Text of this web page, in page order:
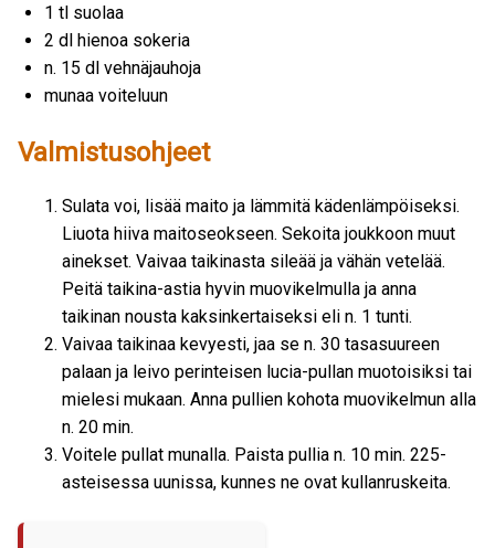
1 tl suolaa
2 dl hienoa sokeria
n. 15 dl vehnäjauhoja
munaa voiteluun
Valmistusohjeet
Sulata voi, lisää maito ja lämmitä kädenlämpöiseksi.
Liuota hiiva maitoseokseen. Sekoita joukkoon muut
ainekset. Vaivaa taikinasta sileää ja vähän vetelää.
Peitä taikina-astia hyvin muovikelmulla ja anna
taikinan nousta kaksinkertaiseksi eli n. 1 tunti.
Vaivaa taikinaa kevyesti, jaa se n. 30 tasasuureen
palaan ja leivo perinteisen lucia-pullan muotoisiksi tai
mielesi mukaan. Anna pullien kohota muovikelmun alla
n. 20 min.
Voitele pullat munalla. Paista pullia n. 10 min. 225-
asteisessa uunissa, kunnes ne ovat kullanruskeita.